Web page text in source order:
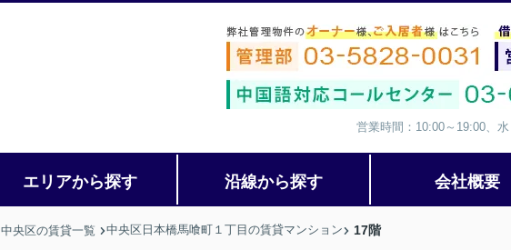
営業時間：10:00～19:00、
エリアから探す 沿線から探す 会社概要
中央区の賃貸一覧 中央区日本橋馬喰町１丁目の賃貸マンション 17階